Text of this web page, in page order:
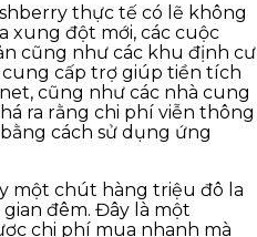
thực tế có lẽ không
xung đột mới, các cuộc
cũng như các khu định cư
cung cấp trợ giúp tiền tích
cũng như các nhà cung
ra rằng chi phí viễn thông
cách sử dụng ứng
một chút hàng triệu đô la
đêm. Đây là một
chi phí mua nhanh mà